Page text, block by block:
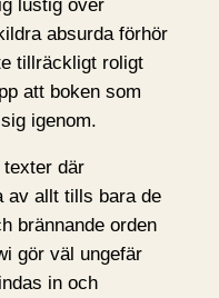
lustig över
absurda förhör
tillräckligt roligt
att boken som
igenom.
där
av allt tills bara de
brännande orden
gör väl ungefär
in och